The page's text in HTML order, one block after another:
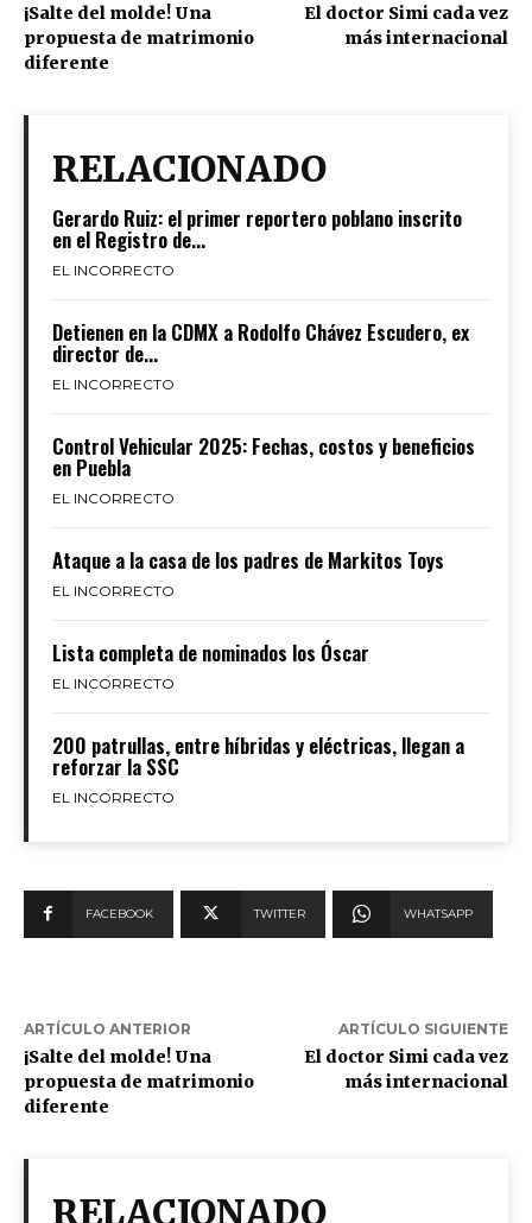
¡Salte del molde! Una
propuesta de matrimonio
diferente
El doctor Simi cada vez
más internacional
RELACIONADO
Gerardo Ruiz: el primer reportero poblano inscrito
en el Registro de...
EL INCORRECTO
Detienen en la CDMX a Rodolfo Chávez Escudero, ex
director de...
EL INCORRECTO
Control Vehicular 2025: Fechas, costos y beneficios
en Puebla
EL INCORRECTO
Ataque a la casa de los padres de Markitos Toys
EL INCORRECTO
Lista completa de nominados los Óscar
EL INCORRECTO
200 patrullas, entre híbridas y eléctricas, llegan a
reforzar la SSC
EL INCORRECTO
FACEBOOK TWITTER WHATSAPP
ARTÍCULO ANTERIOR
¡Salte del molde! Una
propuesta de matrimonio
diferente
ARTÍCULO SIGUIENTE
El doctor Simi cada vez
más internacional
RELACIONADO